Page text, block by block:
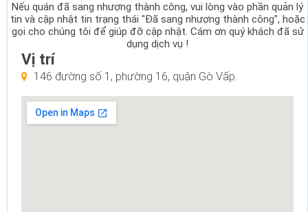
Nếu quán đã sang nhượng thành công, vui lòng vào phần quản lý
tin và cập nhật tin trạng thái "Đã sang nhượng thành công", hoặc
gọi cho chúng tôi để giúp đỡ cập nhật. Cám ơn quý khách đã sử
dụng dịch vụ !
Vị trí
146 đường số 1, phường 16, quận Gò Vấp.